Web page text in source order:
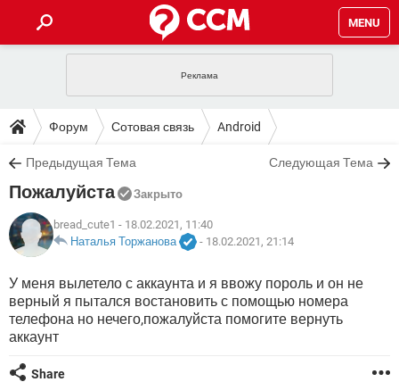
MENU
INSTAGRAM FACEBOOK
ИГРЫ WINDOWS 10
ВКОНТАКТЕ
GOOGLE
ПОЛЕЗНЫЕ СОВЕТЫ
TIKTOK TELEGRAM
WINDOWS 10 ВКОНТАКТЕ
YANDEX
ЗАГРУЗКИ
TIKTOK
WHATSAPP
FACEBOOK
WINDOWS 10 ВКОНТАКТЕ
ВИДЕО GOOGLE
YANDEX
TIKTOK TELEGRAM
FACEBOOK ИГРЫ
WINDOWS 10
ЭНЦИКЛОПЕДИЯ
TIKTOK TELEGRAM
WHATSAPP INSTAGRAM
FACEBOOK
WINDOWS 10
Форум Сотовая связь Android
Предыдущая Тема Следующая Тема
Пожалуйста Закрыто
bread_cute1 - 18.02.2021, 11:40
Наталья Торжанова
- 18.02.2021, 21:14
У меня вылетело с аккаунта и я ввожу пороль и он не
верный я пытался востановить с помощью номера
телефона но нечего,пожалуйста помогите вернуть
аккаунт
Share